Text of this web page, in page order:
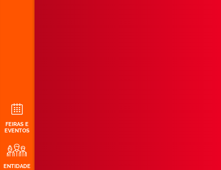
FEIRAS E
EVENTOS
ENTIDADE